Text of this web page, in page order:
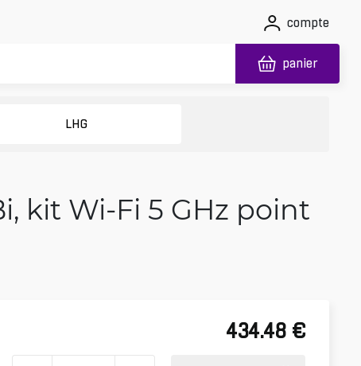
compte
panier
LHG
kit Wi‑Fi 5 GHz point
434.48 €